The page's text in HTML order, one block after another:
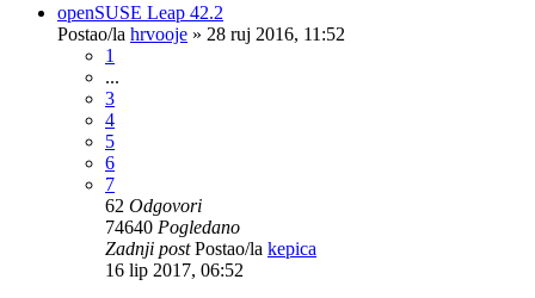
openSUSE Leap 42.2
Postao/la hrvooje » 28 ruj 2016, 11:52
1
...
3
4
5
6
7
62 Odgovori
74640 Pogledano
Zadnji postPostao/la kepica
16 lip 2017, 06:52